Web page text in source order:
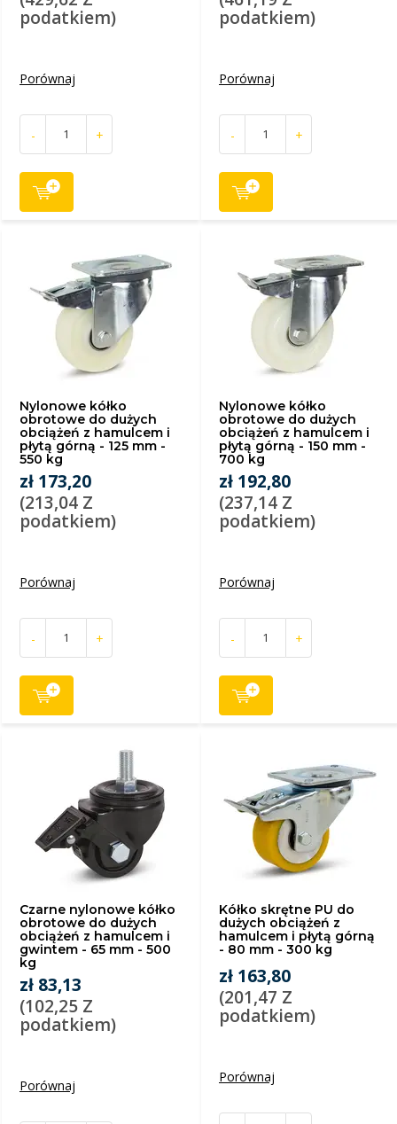
podatkiem)
Porównaj
- +
podatkiem)
Porównaj
- +
Nylonowe kółko
obrotowe do dużych
obciążeń z hamulcem i
płytą górną - 125 mm -
550 kg
zł 173,20
(213,04 Z
podatkiem)
Porównaj
- +
Nylonowe kółko
obrotowe do dużych
obciążeń z hamulcem i
płytą górną - 150 mm -
700 kg
zł 192,80
(237,14 Z
podatkiem)
Porównaj
- +
Czarne nylonowe kółko
obrotowe do dużych
obciążeń z hamulcem i
gwintem - 65 mm - 500
kg
zł 83,13
(102,25 Z
podatkiem)
Porównaj
Kółko skrętne PU do
dużych obciążeń z
hamulcem i płytą górną
- 80 mm - 300 kg
zł 163,80
(201,47 Z
podatkiem)
Porównaj